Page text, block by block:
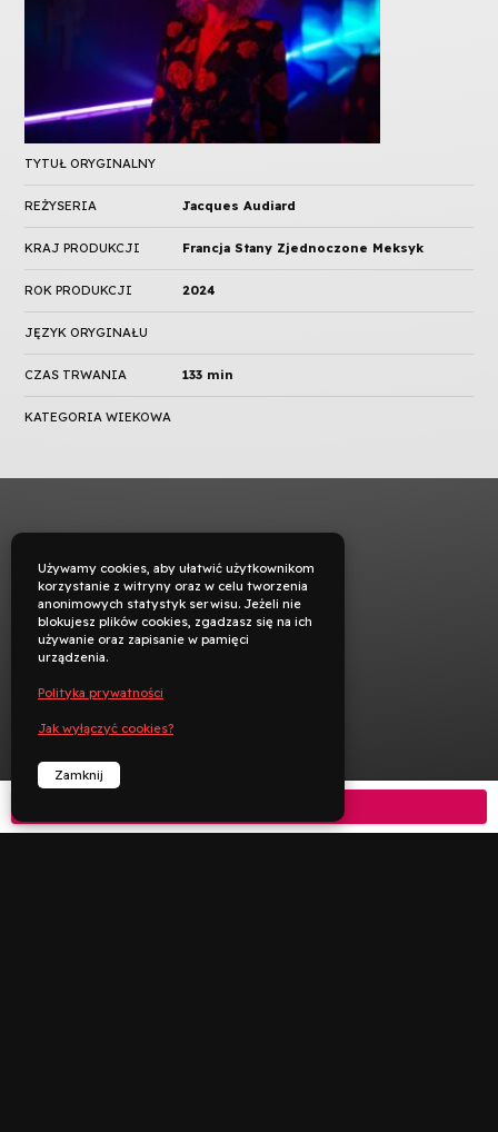
TYTUŁ ORYGINALNY
REŻYSERIA Jacques Audiard
KRAJ PRODUKCJI Francja Stany Zjednoczone Meksyk
ROK PRODUKCJI 2024
JĘZYK ORYGINAŁU
CZAS TRWANIA 133 min
KATEGORIA WIEKOWA
Używamy cookies, aby ułatwić użytkownikom
korzystanie z witryny oraz w celu tworzenia
anonimowych statystyk serwisu. Jeżeli nie
blokujesz plików cookies, zgadzasz się na ich
używanie oraz zapisanie w pamięci
urządzenia.
Polityka prywatności
Jak wyłączyć cookies?
Zamknij